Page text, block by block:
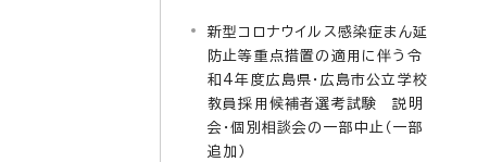
新型コロナウイルス感染症まん延
防止等重点措置の適用に伴う令
和4年度広島県・広島市公立学校
教員採用候補者選考試験 説明
会・個別相談会の一部中止（一部
追加）